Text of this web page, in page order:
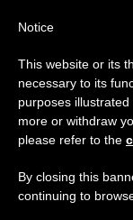
El
consigo
Aviso
Del 27 de
anual,
se generan
Notice
This website or its
necessary to its
purposes
more or withdraw
please refer to the
By closing this
continuing to